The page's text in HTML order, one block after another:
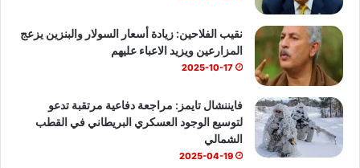
نقيب الفلاحين: زيادة أسعار السولار والبنزين يزعج
المزارعين ويزيد الاعباء عليهم
2025-10-17
فايننشال تايمز: مراجعة دفاعية مرتقبة تدعو
لتوسيع الوجود العسكري البريطاني في القطب
الشمالي
2025-04-19